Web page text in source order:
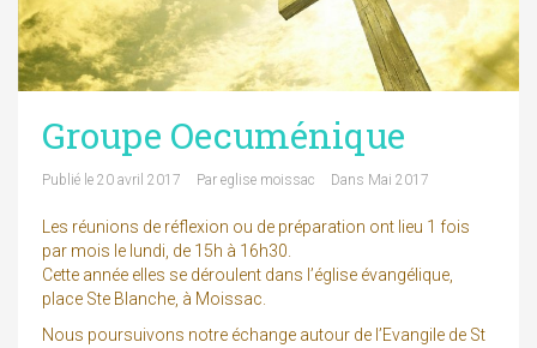
Groupe Oecuménique
Publié le 20 avril 2017 Par eglise moissac Dans Mai 2017
Les réunions de réflexion ou de préparation ont lieu 1 fois
par mois le lundi, de 15h à 16h30.
Cette année elles se déroulent dans l’église évangélique,
place Ste Blanche, à Moissac.
Nous poursuivons notre échange autour de l’Evangile de St